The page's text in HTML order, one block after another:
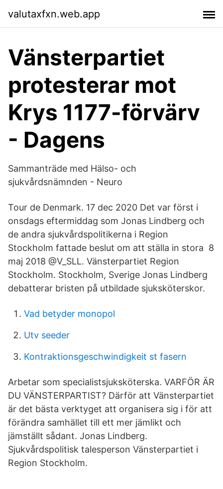
valutaxfxn.web.app
Vänsterpartiet
protesterar mot
Krys 1177-förvärv
- Dagens
Sammanträde med Hälso- och
sjukvårdsnämnden - Neuro
Tour de Denmark. 17 dec 2020 Det var först i
onsdags eftermiddag som Jonas Lindberg och
de andra sjukvårdspolitikerna i Region
Stockholm fattade beslut om att ställa in stora 8
maj 2018 @V_SLL. Vänsterpartiet Region
Stockholm. Stockholm, Sverige Jonas Lindberg
debatterar bristen på utbildade sjuksköterskor.
Vad betyder monopol
Utv seeder
Kontraktionsgeschwindigkeit st fasern
Arbetar som specialistsjuksköterska. VARFÖR ÄR
DU VÄNSTERPARTIST? Därför att Vänsterpartiet
är det bästa verktyget att organisera sig i för att
förändra samhället till ett mer jämlikt och
jämställt sådant. Jonas Lindberg.
Sjukvårdspolitisk talesperson Vänsterpartiet i
Region Stockholm.